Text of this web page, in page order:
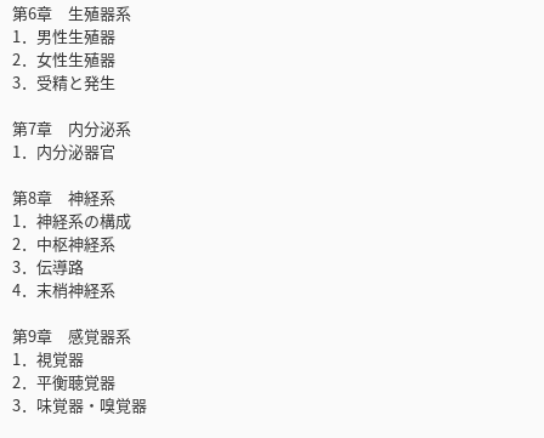
第6章 生殖器系
1．男性生殖器
2．女性生殖器
3．受精と発生
第7章 内分泌系
1．内分泌器官
第8章 神経系
1．神経系の構成
2．中枢神経系
3．伝導路
4．末梢神経系
第9章 感覚器系
1．視覚器
2．平衡聴覚器
3．味覚器・嗅覚器